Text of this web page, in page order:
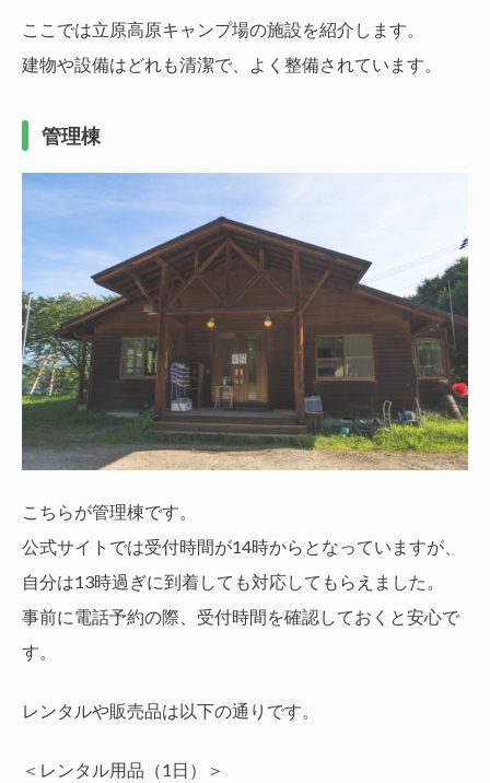
ここでは立原高原キャンプ場の施設を紹介します。
建物や設備はどれも清潔で、よく整備されています。
管理棟
こちらが管理棟です。
公式サイトでは受付時間が14時からとなっていますが、
自分は13時過ぎに到着しても対応してもらえました。
事前に電話予約の際、受付時間を確認しておくと安心で
す。
レンタルや販売品は以下の通りです。
＜レンタル用品（1日）＞